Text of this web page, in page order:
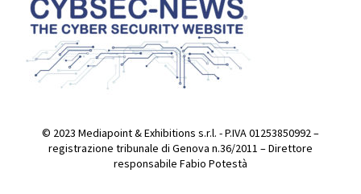
© 2023 Mediapoint & Exhibitions s.r.l. - P.IVA 01253850992 –
registrazione tribunale di Genova n.36/2011 – Direttore
responsabile Fabio Potestà